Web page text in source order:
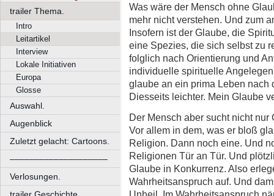
trailer Thema.
Intro
Leitartikel
Interview
Lokale Initiativen
Europa
Glosse
Auswahl.
Augenblick
Zuletzt gelacht: Cartoons.
––––––––––––––––––––
Verlosungen.
Was wäre der Mensch ohne
mehr nicht verstehen. Und zum
Insofern ist der Glaube, die
eine Spezies, die sich selbst zu
folglich nach Orientierung und
individuelle spirituelle
glaube an ein prima Leben nach
Diesseits leichter. Mein Glaube
Der Mensch aber sucht nicht
Vor allem in dem, was er bloß
Religion. Dann noch eine. Und
Religionen Tür an Tür. Und
Glaube in Konkurrenz. Also
Wahrheitsanspruch auf. Und